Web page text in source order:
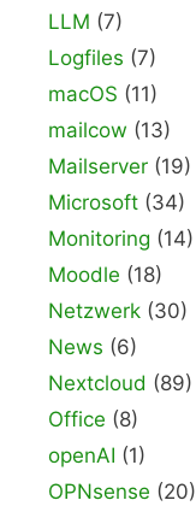
LLM (7)
Logfiles (7)
macOS (11)
mailcow (13)
Mailserver (19)
Microsoft (34)
Monitoring (14)
Moodle (18)
Netzwerk (30)
News (6)
Nextcloud (89)
Office (8)
openAI (1)
OPNsense (20)